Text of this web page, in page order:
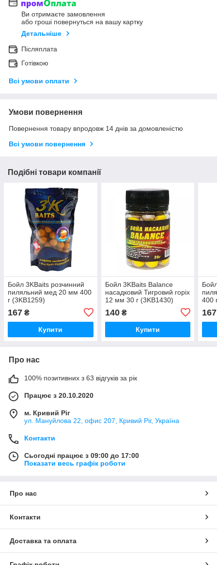
Ви отримаєте замовлення
або гроші повернуться на вашу картку
Детальніше
Післяплата
Готівкою
Всі умови оплати
Умови повернення
Повернення товару впродовж 14 днів за домовленістю
Всі умови повернення
Подібні товари компанії
Бойл 3KBaits розчинний
пиляльний мед 20 мм 400
г (3KB1259)
167 ₴
Купити
Бойл 3KBaits Balance
насадковий Тигровий горіх
12 мм 30 г (3KB1430)
140₴
Купити
400
167
Про нас
100% позитивних з 63 відгуків за рік
Працює з 20.10.2020
м. Кривий Ріг
ул. Мануйлова 22, офис 207, Кривий Ріг, Україна
Контакти
Сьогодні працює з 09:00 до 17:00
Показати весь графік роботи
Про нас
Контакти
Доставка та оплата